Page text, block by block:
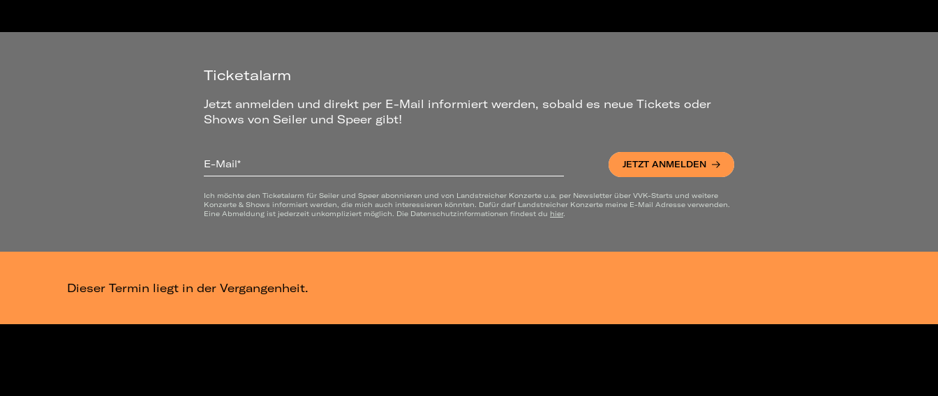
Ticketalarm
Jetzt anmelden und direkt per E-Mail informiert werden, sobald es neue Tickets oder
Shows von Seiler und Speer gibt!
E-Mail* JETZT ANMELDEN
Ich möchte den Ticketalarm für Seiler und Speer abonnieren und von Landstreicher Konzerte u.a. per Newsletter über VVK-Starts und weitere
Konzerte & Shows informiert werden, die mich auch interessieren könnten. Dafür darf Landstreicher Konzerte meine E-Mail Adresse verwenden.
Eine Abmeldung ist jederzeit unkompliziert möglich. Die Datenschutzinformationen findest du hier.
Dieser Termin liegt in der Vergangenheit.